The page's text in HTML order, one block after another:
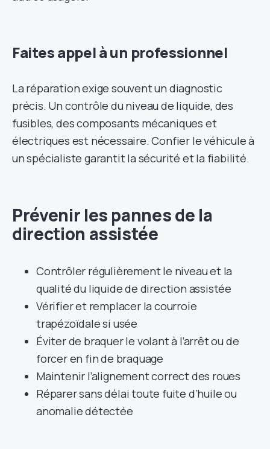
Faites appel à un professionnel
La réparation exige souvent un diagnostic
précis. Un contrôle du niveau de liquide, des
fusibles, des composants mécaniques et
électriques est nécessaire. Confier le véhicule à
un spécialiste garantit la sécurité et la fiabilité.
Prévenir les pannes de la
direction assistée
Contrôler régulièrement le niveau et la
qualité du liquide de direction assistée
Vérifier et remplacer la courroie
trapézoïdale si usée
Éviter de braquer le volant à l’arrêt ou de
forcer en fin de braquage
Maintenir l’alignement correct des roues
Réparer sans délai toute fuite d’huile ou
anomalie détectée